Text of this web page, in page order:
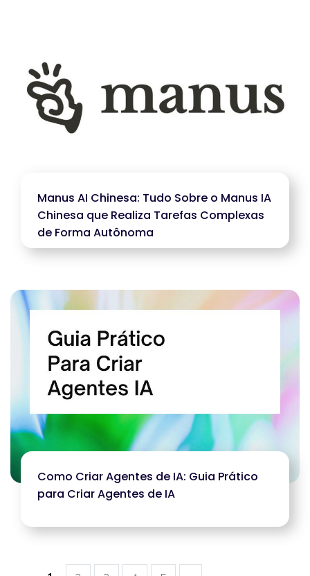
Manus AI Chinesa: Tudo Sobre o Manus IA
Chinesa que Realiza Tarefas Complexas
de Forma Autônoma
Como Criar Agentes de IA: Guia Prático
para Criar Agentes de IA